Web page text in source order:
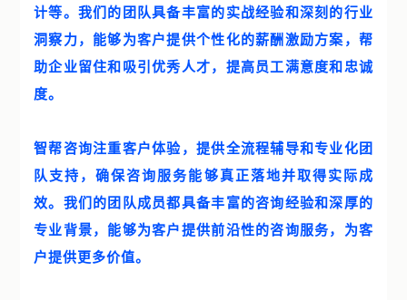
计等。我们的团队具备丰富的实战经验和深刻的行业
洞察力，能够为客户提供个性化的薪酬激励方案，帮
助企业留住和吸引优秀人才，提高员工满意度和忠诚
度。
智帮咨询注重客户体验，提供全流程辅导和专业化团
队支持，确保咨询服务能够真正落地并取得实际成
效。我们的团队成员都具备丰富的咨询经验和深厚的
专业背景，能够为客户提供前沿性的咨询服务，为客
户提供更多价值。